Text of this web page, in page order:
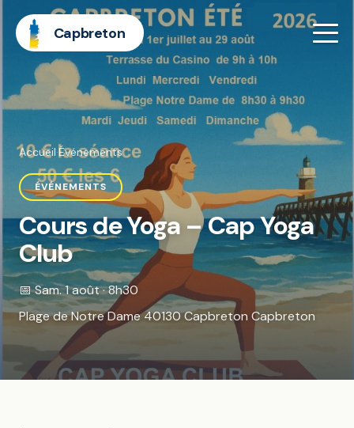
Capbreton
Accueil·Événements
ÉVÉNEMENTS
Cours de Yoga – Cap Yoga
Club
📅 Sam. 1 août · 8h30
Plage de Notre Dame 40130 Capbreton Capbreton